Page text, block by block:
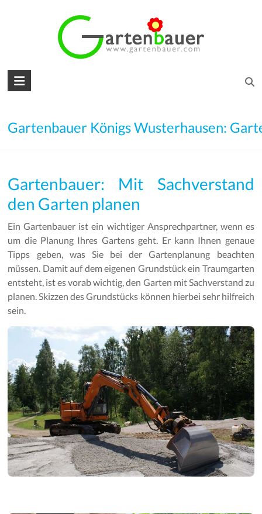
den
Träume
Gartengestaltung
Gartenbau
Gartenpflege
Gartenbauer Königs Wusterhausen:
Gartenbauer: Mit Sachverstand
den Garten planen
Ein Gartenbauer ist ein wichtiger Ansprechpartner, wenn es
um die Planung Ihres Gartens geht. Er kann Ihnen genaue
Tipps geben, was Sie bei der Gartenplanung beachten
müssen. Damit auf dem eigenen Grundstück ein Traumgarten
entsteht, ist es vorab wichtig, den Garten mit Sachverstand zu
planen. Skizzen des Grundstücks können hierbei sehr hilfreich
sein.